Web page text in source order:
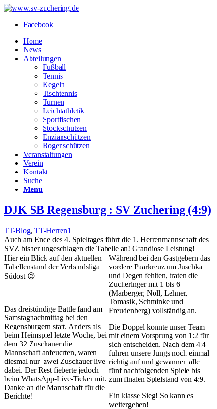
Facebook
Home
News
Abteilungen
Fußball
Tennis
Kegeln
Tischtennis
Turnen
Leichtathletik
Sportfischen
Stockschützen
Enzianschützen
Bogenschützen
Veranstaltungen
Verein
Kontakt
Suche
Menu
DJK SB Regensburg : SV Zuchering (4:9)
TT-Blog, TT-Herren1
Auch am Ende des 4. Spieltages führt die 1. Herrenmannschaft des
SVZ bisher ungeschlagen die Tabelle an! Grandiose Leistung!
Hier ein Blick auf den aktuellen
Tabellenstand der Verbandsliga
Südost 😉
Das dreistündige Battle fand am
Samstagnachmittag bei den
Regensburgern statt. Anders als
beim Heimspiel letzte Woche, bei
dem 32 Zuschauer die
Mannschaft anfeuerten, waren
diesmal nur zwei Zuschauer live
dabei. Der Rest fieberte jedoch
beim WhatsApp-Live-Ticker mit.
Danke an die Mannschaft für die
Berichte!
Während bei den Gastgebern das
vordere Paarkreuz um Juschka
und Degen fehlten, traten die
Zucheringer mit 1 bis 6
(Marberger, Noll, Lehner,
Tomasik, Schminke und
Freudenberg) vollständig an.
Die Doppel konnte unser Team
mit einem Vorsprung von 1:2 für
sich entscheiden. Nach dem 4:4
fuhren unsere Jungs noch einmal
richtig auf und gewannen alle
fünf nachfolgenden Spiele bis
zum finalen Spielstand von 4:9.
Ein klasse Sieg! So kann es
weitergehen!